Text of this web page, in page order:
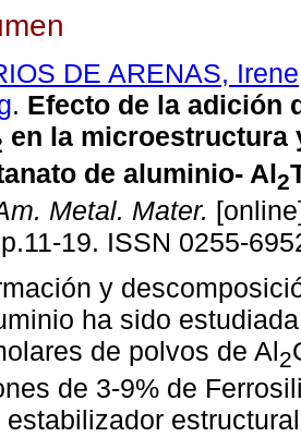
DE ARENAS, Irene
. Efecto de la adición
en la microestructura
de aluminio- Al2
Metal. Mater.
19. ISSN 0255-
y
ha sido
de polvos de Al2
de 3-9% de
estabilizador